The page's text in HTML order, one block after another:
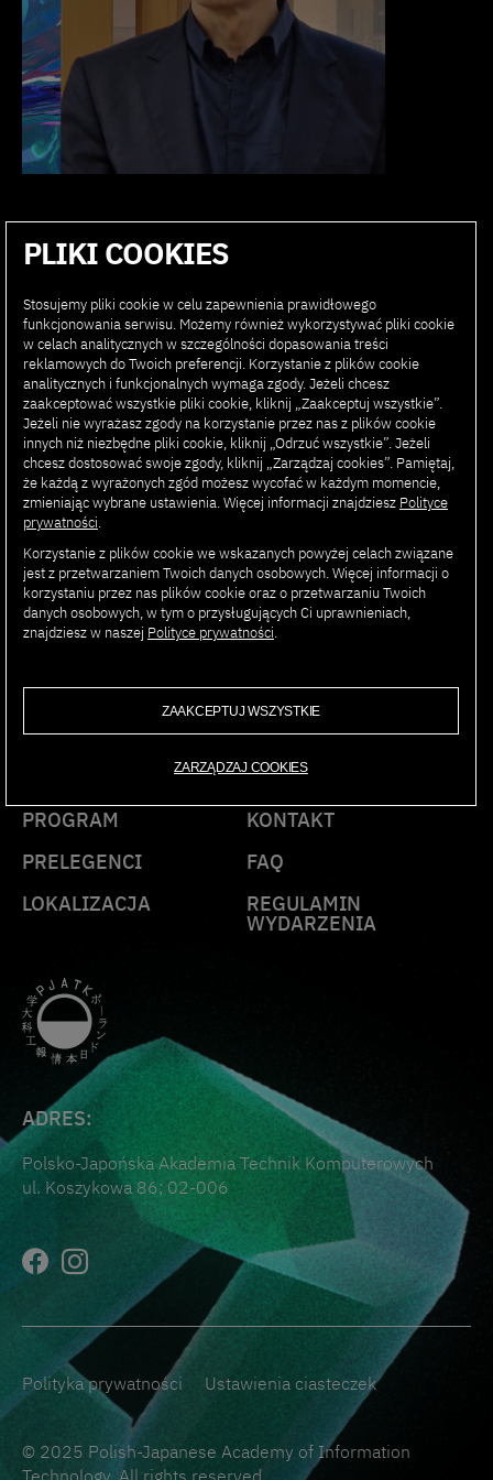
Komisji Etyki Danych i Sztucznej Inteligencji Orange
Międzynarodowego Programu MBA dla Menedżerów,
Rotterdam School of Management Erasmus University w
Rotterdamie. Obecnie, odpowiedzialny za wdrażanie i
nadzór nad nowoczesnymi projektami związanymi ze
sztuczną inteligencją w Orange Polska a jako
przewodniczący Komisji Etyki Danych i Sztucznej
Inteligencji Orange Polska nadzoruje wdrażanie i
procesy użycia AI w firmie. Członek zarządu Polskiej
Izby Gospodarczej Elektroniki i Telekomunikacji, gdzie
odpowiada za obszar nowych technologii.
AI SUMMIT
PJAIT 2025
ADRES:
Polsko-Japońska Akademia Technik Komputerowych
ul. Koszykowa 86; 02-006
PROGRAM
PRELEGENCI
LOKALIZACJA
KONTAKT
FAQ
REGULAMIN
WYDARZENIA
© 2025 Polish-Japanese Academy of Information
Technology. All rights reserved.
Polityka prywatności Ustawienia ciasteczek
PLIKI COOKIES
Stosujemy pliki cookie w celu zapewnienia prawidłowego
funkcjonowania serwisu. Możemy również wykorzystywać pliki cookie
w celach analitycznych w szczególności dopasowania treści
reklamowych do Twoich preferencji. Korzystanie z plików cookie
analitycznych i funkcjonalnych wymaga zgody. Jeżeli chcesz
zaakceptować wszystkie pliki cookie, kliknij „Zaakceptuj wszystkie”.
Jeżeli nie wyrażasz zgody na korzystanie przez nas z plików cookie
innych niż niezbędne pliki cookie, kliknij „Odrzuć wszystkie”. Jeżeli
chcesz dostosować swoje zgody, kliknij „Zarządzaj cookies”. Pamiętaj,
że każdą z wyrażonych zgód możesz wycofać w każdym momencie,
zmieniając wybrane ustawienia. Więcej informacji znajdziesz Polityce
prywatności.
Korzystanie z plików cookie we wskazanych powyżej celach związane
jest z przetwarzaniem Twoich danych osobowych. Więcej informacji o
korzystaniu przez nas plików cookie oraz o przetwarzaniu Twoich
danych osobowych, w tym o przysługujących Ci uprawnieniach,
znajdziesz w naszej Polityce prywatności.
ZAAKCEPTUJ WSZYSTKIE
ZARZĄDZAJ COOKIES